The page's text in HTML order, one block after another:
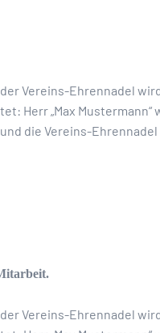
Vereins-Ehrennadel
Herr „Max
die Vereins-Ehrennadel
Vereins-Ehrennadel